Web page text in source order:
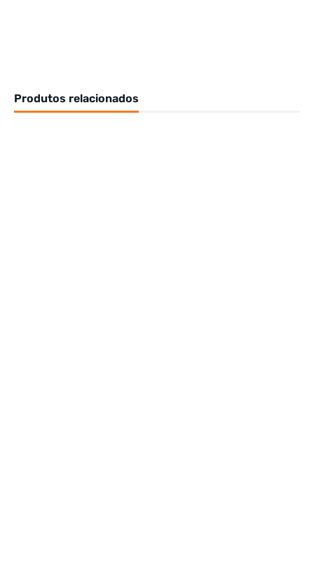
Produtos relacionados